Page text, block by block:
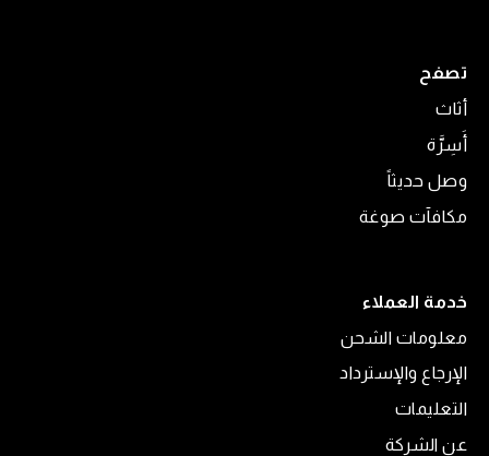
تصفح
أثاث
أَسِرَّة
وصل حديثاً
مكافآت صوغة
خدمة العملاء
معلومات الشحن
الإرجاع والإسترداد
التعليمات
عن الشركة